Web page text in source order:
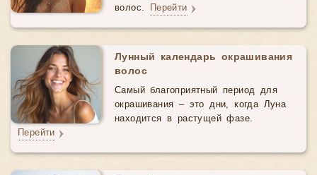
волос.
Перейти
Лунный календарь окрашивания
волос
Самый благоприятный период для
окрашивания – это дни, когда Луна
находится в растущей фазе.
Перейти